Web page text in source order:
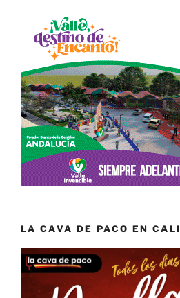
LA CAVA DE PACO EN CALI